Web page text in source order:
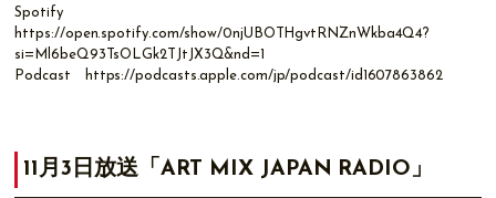
Spotify
https://open.spotify.com/show/0njUBOTHgvtRNZnWkba4Q4?
si=Ml6beQ93TsOLGk2TJtJX3Q&nd=1
Podcast
https://podcasts.apple.com/jp/podcast/id1607863862
11月3日放送「ART MIX JAPAN RADIO」